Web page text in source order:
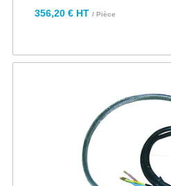
356,20 € HT / Pièce